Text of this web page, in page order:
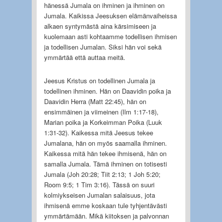
hänessä Jumala on ihminen ja ihminen on
Jumala. Kaikissa Jeesuksen elämänvaiheissa
alkaen syntymästä aina kärsimiseen ja
kuolemaan asti kohtaamme todellisen ihmisen
ja todellisen Jumalan. Siksi hän voi sekä
ymmärtää että auttaa meitä.
Jeesus Kristus on todellinen Jumala ja
todellinen ihminen. Hän on Daavidin poika ja
Daavidin Herra (Matt 22:45), hän on
ensimmäinen ja viimeinen (Ilm 1:17-18),
Marian poika ja Korkeimman Poika (Luuk
1:31-32). Kaikessa mitä Jeesus tekee
Jumalana, hän on myös saamalla ihminen.
Kaikessa mitä hän tekee ihmisenä, hän on
samalla Jumala. Tämä ihminen on totisesti
Jumala (Joh 20:28; Tiit 2:13; 1 Joh 5:20;
Room 9:5; 1 Tim 3:16). Tässä on suuri
kolmiykseisen Jumalan salaisuus, jota
ihmisenä emme koskaan tule tyhjentävästi
ymmärtämään. Mikä kiitoksen ja palvonnan